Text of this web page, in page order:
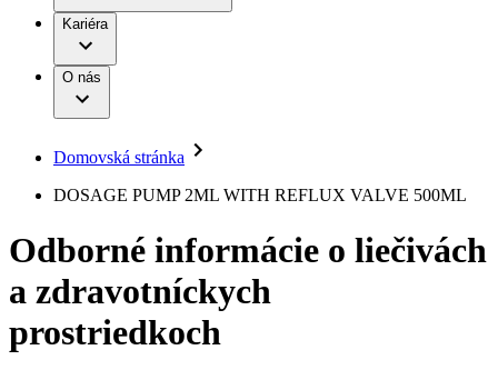
Terapie
Kontinencia a urológia
Liečba bolesti
Miniinvazívna chirurgia
Nutričná terapia
Onkológia
Ortopédia
Prevencia a kontrola infekcií
Spinálna chirurgia
Starostlivosť o rany
B. Braun Avitum
Ochorenia
Služby pre pacientov
Práca a kariéra
Naša kultúra
Vaša príležitosť
Zodpovednosť
Médiá
Tlačové správy
Kontakt
Kontaktný formulár
Spoločnosť
Kariéra
O nás
Domovská stránka
DOSAGE PUMP 2ML WITH REFLUX VALVE 500ML
Odborné informácie o liečivách
a zdravotníckych
prostriedkoch